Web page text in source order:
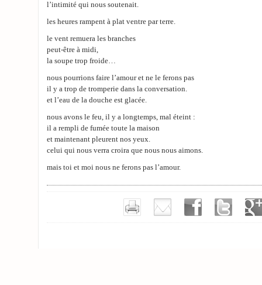
l’intimité qui nous soutenait.
les heures rampent à plat ventre par terre.
le vent remuera les branches
peut-être à midi,
la soupe trop froide…
nous pourrions faire l’amour et ne le ferons pas
il y a trop de tromperie dans la conversation.
et l’eau de la douche est glacée.
nous avons le feu, il y a longtemps, mal éteint :
il a rempli de fumée toute la maison
et maintenant pleurent nos yeux.
celui qui nous verra croira que nous nous aimons.
mais toi et moi nous ne ferons pas l’amour.